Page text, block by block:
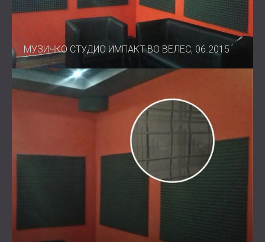
МУЗИЧКО СТУДИО ИМПАКТ ВО ВЕЛЕС, 06.2015